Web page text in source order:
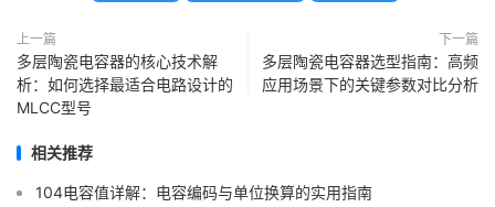
上一篇
多层陶瓷电容器的核心技术解
析：如何选择最适合电路设计的
MLCC型号
下一篇
多层陶瓷电容器选型指南：高频
应用场景下的关键参数对比分析
相关推荐
104电容值详解：电容编码与单位换算的实用指南